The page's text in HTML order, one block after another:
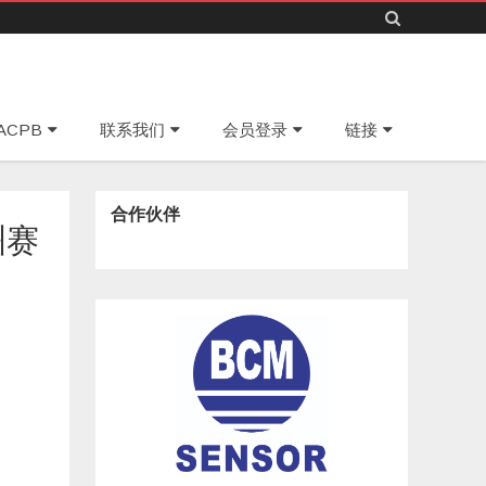
to
联系我们 会员登录 链接
合作伙伴